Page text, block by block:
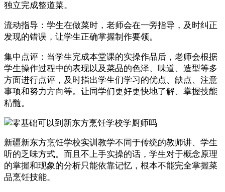
独立完成整道菜。
流动指导：学生在做菜时，老师会在一旁指导，及时纠正
发现的错误，让学生正确掌握制作要领。
集中点评：当学生完成本堂课的实操作品后，老师会根据
学生操作过程中的表现以及菜品的色泽、味道、造型等多
方面进行点评，及时指出学生们学习的优点、缺点、注意
事项和努力方向等。让同学们更好更快地了解、掌握技能
精髓。
新疆新东方烹饪学校实训教学不同于传统的教师讲、学生
听的乏味方式。而且不上手实操的话，学生对于概念原理
的掌握和现象的分析只能依靠记忆，根本不能完全掌握菜
品烹饪技能。